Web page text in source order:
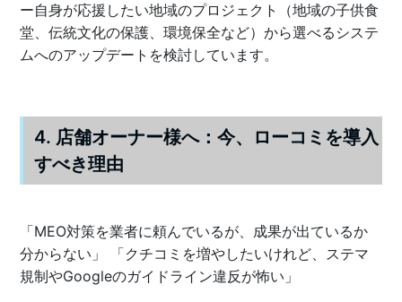
ー自身が応援したい地域のプロジェクト（地域の子供食
堂、伝統文化の保護、環境保全など）から選べるシステ
ムへのアップデートを検討しています。
4. 店舗オーナー様へ：今、ローコミを導入
すべき理由
「MEO対策を業者に頼んでいるが、成果が出ているか
分からない」 「クチコミを増やしたいけれど、ステマ
規制やGoogleのガイドライン違反が怖い」